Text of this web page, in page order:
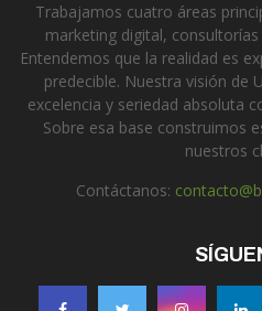
Trabajamos cuatro áreas
marketing digital,
Entendemos que la realidad es
predecible. Nuestra visión de
excelencia y seriedad absoluta
Sobre esa base construimos
nuestros
Contáctanos: